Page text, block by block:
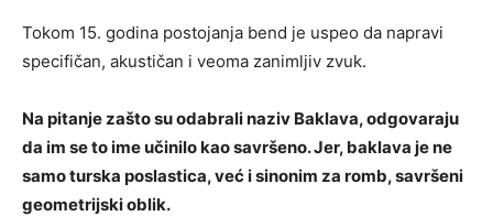
Tokom 15. godina postojanja bend je uspeo da napravi
specifičan, akustičan i veoma zanimljiv zvuk.
Na pitanje zašto su odabrali naziv Baklava, odgovaraju
da im se to ime učinilo kao savršeno. Jer, baklava je ne
samo turska poslastica, već i sinonim za romb, savršeni
geometrijski oblik.